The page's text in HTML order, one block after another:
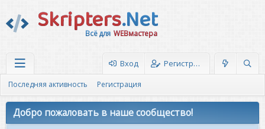
Skripters.Net
Всё для WEBмастера
Вход Регистрация
Последняя активность Регистрация
Добро пожаловать в наше сообщество!